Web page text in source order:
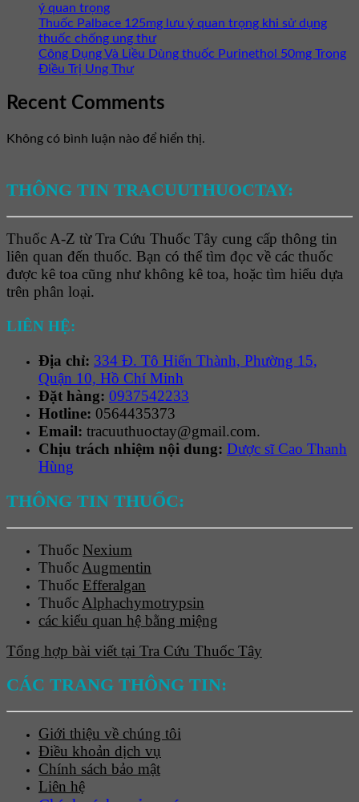
ý quan trọng
Thuốc Palbace 125mg lưu ý quan trọng khi sử dụng
thuốc chống ung thư
Công Dụng Và Liều Dùng thuốc Purinethol 50mg Trong
Điều Trị Ung Thư
Recent Comments
Không có bình luận nào để hiển thị.
THÔNG TIN TRACUUTHUOCTAY:
Thuốc A-Z từ Tra Cứu Thuốc Tây cung cấp thông tin
liên quan đến thuốc. Bạn có thể tìm đọc về các thuốc
được kê toa cũng như không kê toa, hoặc tìm hiểu dựa
trên phân loại.
LIÊN HỆ:
Địa chỉ: 334 Đ. Tô Hiến Thành, Phường 15,
Quận 10, Hồ Chí Minh
Đặt hàng: 0937542233
Hotline: 0564435373
Email: tracuuthuoctay@gmail.com.
Chịu trách nhiệm nội dung: Dược sĩ Cao Thanh
Hùng
THÔNG TIN THUỐC:
Thuốc Nexium
Thuốc Augmentin
Thuốc Efferalgan
Thuốc Alphachymotrypsin
các kiểu quan hệ bằng miệng
Tổng hợp bài viết tại Tra Cứu Thuốc Tây
CÁC TRANG THÔNG TIN:
Giới thiệu về chúng tôi
Điều khoản dịch vụ
Chính sách bảo mật
Liên hệ